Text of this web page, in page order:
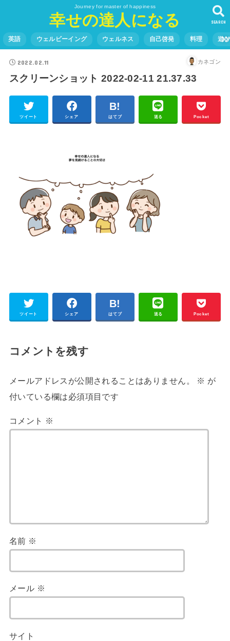
Journey for master of happiness
幸せの達人になる SEARCH
英語 ウェルビーイング ウェルネス 自己啓発 料理 遊
2022.02.11 カネゴン
スクリーンショット 2022-02-11 21.37.33
ツイート シェア はてブ 送る Pocket
ツイート シェア はてブ 送る Pocket
コメントを残す
メールアドレスが公開されることはありません。 ※ が
付いている欄は必須項目です
コメント ※
名前 ※
メール ※
サイト